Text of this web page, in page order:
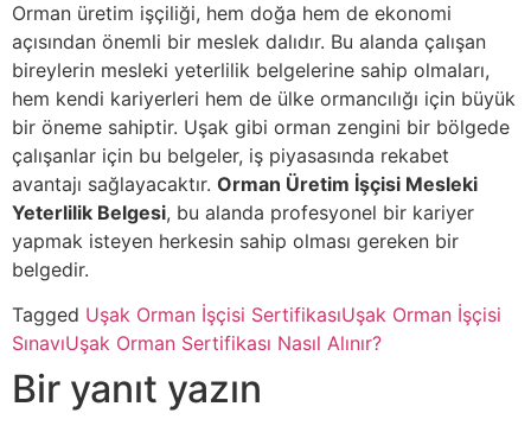
Orman üretim işçiliği, hem doğa hem de ekonomi
açısından önemli bir meslek dalıdır. Bu alanda çalışan
bireylerin mesleki yeterlilik belgelerine sahip olmaları,
hem kendi kariyerleri hem de ülke ormancılığı için büyük
bir öneme sahiptir. Uşak gibi orman zengini bir bölgede
çalışanlar için bu belgeler, iş piyasasında rekabet
avantajı sağlayacaktır. Orman Üretim İşçisi Mesleki
Yeterlilik Belgesi, bu alanda profesyonel bir kariyer
yapmak isteyen herkesin sahip olması gereken bir
belgedir.
Tagged Uşak Orman İşçisi SertifikasıUşak Orman İşçisi
SınavıUşak Orman Sertifikası Nasıl Alınır?
Bir yanıt yazın